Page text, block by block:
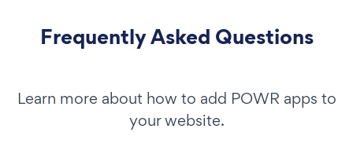
Frequently Asked Questions
Learn more about how to add POWR apps to
your website.